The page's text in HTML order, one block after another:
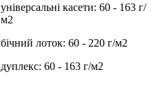
універсальні касети: 60 - 163 г/
м2
бічний лоток: 60 - 220 г/м2
дуплекс: 60 - 163 г/м2